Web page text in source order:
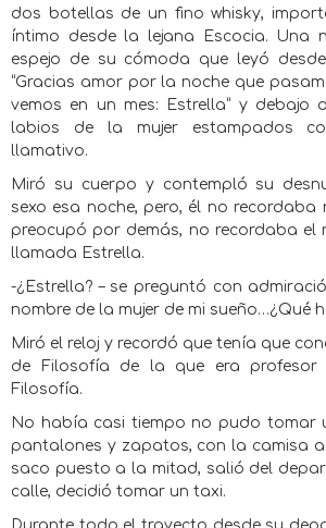
dos botellas de un fino whisky,
íntimo desde la lejana Escocia. Una
espejo de su cómoda que leyó
“Gracias amor por la noche que
vemos en un mes: Estrella” y debajo
labios de la mujer estampados
llamativo.
Miró su cuerpo y contempló su
sexo esa noche, pero, él no
preocupó por demás, no recordaba el
llamada Estrella.
-¿Estrella? – se preguntó con
nombre de la mujer de mi sueño…¿Qué
Miró el reloj y recordó que tenía que
de Filosofía de la que era
Filosofía.
No había casi tiempo no pudo tomar
pantalones y zapatos, con la camisa a
saco puesto a la mitad, salió del
calle, decidió tomar un taxi.